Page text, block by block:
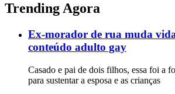
Trending Agora
Ex-morador de rua muda
conteúdo adulto gay
Casado e pai de dois filhos, essa foi a
para sustentar a esposa e as crianças